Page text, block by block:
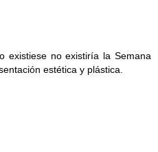
existiese no existiría la Semana
estética y plástica.